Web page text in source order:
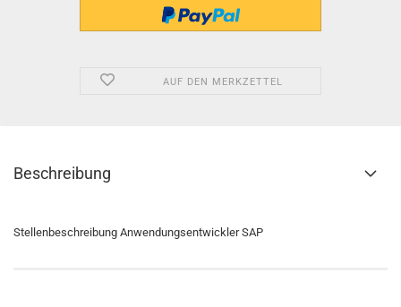
AUF DEN MERKZETTEL
Beschreibung
Stellenbeschreibung Anwendungsentwickler SAP